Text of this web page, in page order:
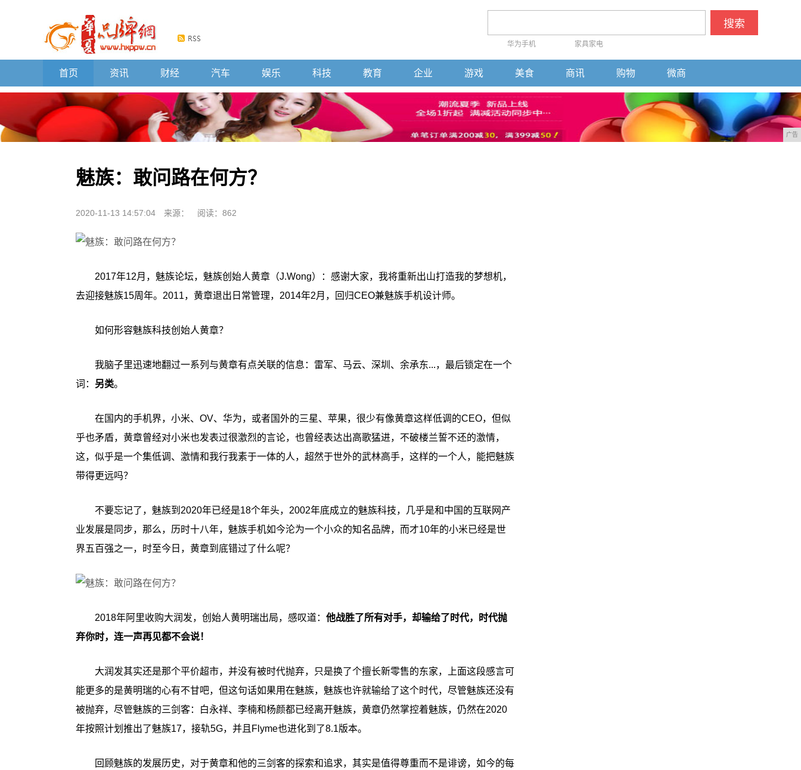
搜索
华为手机 家具家电
首页 资讯 财经 汽车 娱乐 科技 教育 企业 游戏 美食 商讯 购物 微商
广告
魅族：敢问路在何方？
2020-11-13 14:57:04 来源： 阅读：862
2017年12月，魅族论坛，魅族创始人黄章（J.Wong）：感谢大家，我将重新出山打造我的梦想机，
去迎接魅族15周年。2011，黄章退出日常管理，2014年2月，回归CEO兼魅族手机设计师。
如何形容魅族科技创始人黄章？
我脑子里迅速地翻过一系列与黄章有点关联的信息：雷军、马云、深圳、余承东...，最后锁定在一个
词： 另类。
在国内的手机界，小米、OV、华为，或者国外的三星、苹果，很少有像黄章这样低调的CEO，但似
乎也矛盾，黄章曾经对小米也发表过很激烈的言论，也曾经表达出高歌猛进，不破楼兰誓不还的激情，
这，似乎是一个集低调、激情和我行我素于一体的人，超然于世外的武林高手，这样的一个人，能把魅族
带得更远吗？
不要忘记了，魅族到2020年已经是18个年头，2002年底成立的魅族科技，几乎是和中国的互联网产
业发展是同步，那么，历时十八年，魅族手机如今沦为一个小众的知名品牌，而才10年的小米已经是世
界五百强之一，时至今日，黄章到底错过了什么呢？
2018年阿里收购大润发，创始人黄明瑞出局，感叹道： 他战胜了所有对手，却输给了时代，时代抛
弃你时，连一声再见都不会说！
大润发其实还是那个平价超市，并没有被时代抛弃，只是换了个擅长新零售的东家，上面这段感言可
能更多的是黄明瑞的心有不甘吧，但这句话如果用在魅族，魅族也许就输给了这个时代，尽管魅族还没有
被抛弃，尽管魅族的三剑客：白永祥、李楠和杨颜都已经离开魅族，黄章仍然掌控着魅族，仍然在2020
年按照计划推出了魅族17，接轨5G，并且Flyme也进化到了8.1版本。
回顾魅族的发展历史，对于黄章和他的三剑客的探索和追求，其实是值得尊重而不是诽谤，如今的每